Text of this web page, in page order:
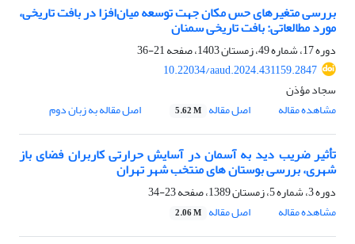
بررسی متغیر‌های حس مکان جهت توسعه میان‌افزا در بافت تاریخی،
مورد مطالعاتی: بافت تاریخی سمنان
دوره 17، شماره 49، زمستان 1403، صفحه
21-36
10.22034/aaud.2024.431159.2847
سجاد مؤذن
مشاهده مقاله
اصل مقاله 5.62 M اصل مقاله به زبان دوم
تأثیر ضریب دید به آسمان در آسایش حرارتی کاربران فضای باز
شهری، بررسی بوستان های منتخب شهر تهران
دوره 3، شماره 5، زمستان 1389، صفحه
23-34
مشاهده مقاله
اصل مقاله 2.06 M